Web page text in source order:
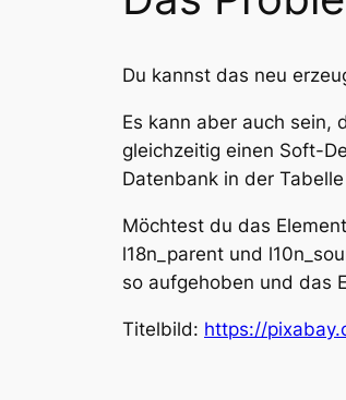
Du kannst das neu
Es kann aber auch sein,
gleichzeitig einen Soft-
Datenbank in der
Möchtest du das
l18n_parent und
so aufgehoben und das
Titelbild: https://